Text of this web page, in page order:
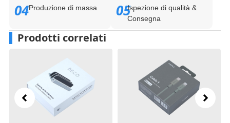
04Produzione di massa 05Ispezione di qualità &
Consegna
Prodotti correlati